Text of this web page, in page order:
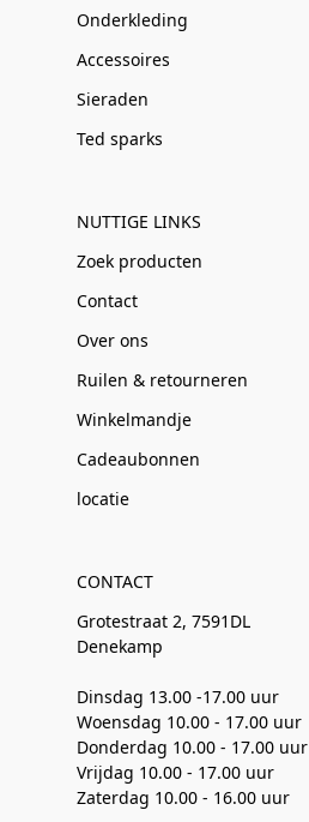
Onderkleding
Accessoires
Sieraden
Ted sparks
NUTTIGE LINKS
Zoek producten
Contact
Over ons
Ruilen & retourneren
Winkelmandje
Cadeaubonnen
locatie
CONTACT
Grotestraat 2, 7591DL
Denekamp
Dinsdag 13.00 -17.00 uur
Woensdag 10.00 - 17.00 uur
Donderdag 10.00 - 17.00 uur
Vrijdag 10.00 - 17.00 uur
Zaterdag 10.00 - 16.00 uur